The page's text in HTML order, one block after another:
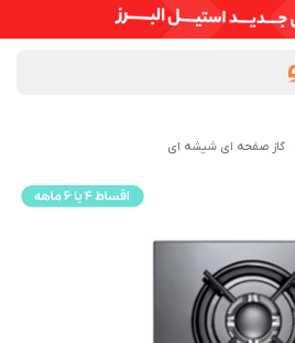
گاز صفحه ای شیشه ای